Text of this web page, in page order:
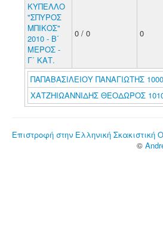
ΚΥΠΕΛΛΟ
"ΣΠΥΡΟΣ
ΜΠΙΚΟΣ"
2010 - Β΄
ΜΕΡΟΣ -
Γ΄ ΚΑΤ.
0 / 0 0
ΠΑΠΑΒΑΣΙΛΕΙΟΥ ΠΑΝΑΓΙΩΤΗΣ 1000
ΧΑΤΖΗΙΩΑΝΝΙΔΗΣ ΘΕΟΔΩΡΟΣ
Επιστροφή στην Ελληνική Σκακιστική
©